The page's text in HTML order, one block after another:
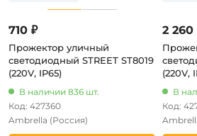
710 ₽
Прожектор уличный
светодиодный STREET ST8019
(220V, IP65)
В наличии 836 шт.
Код: 427360
Ambrella (Россия)
2 260
(220V,
В
Код: